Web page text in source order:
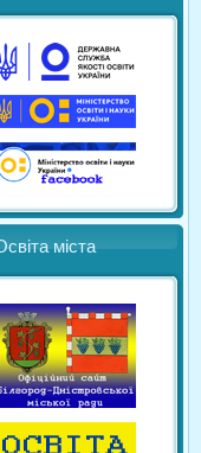
міста